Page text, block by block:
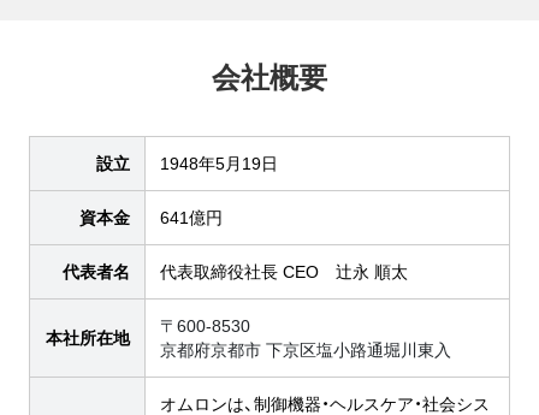
会社概要
設立 1948年5月19日
資本金 641億円
代表者名 代表取締役社長 CEO 辻永 順太
本社所在地
〒600-8530
京都府京都市 下京区塩小路通堀川東入
オムロンは、制御機器・ヘルスケア・社会シス